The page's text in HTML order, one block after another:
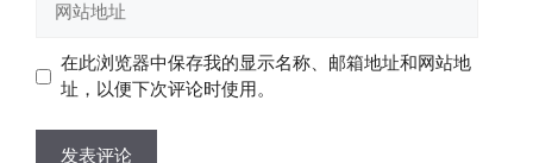
址
址
在此浏览器中保存我的显示名称、邮箱地址和网站地
址，以便下次评论时使用。